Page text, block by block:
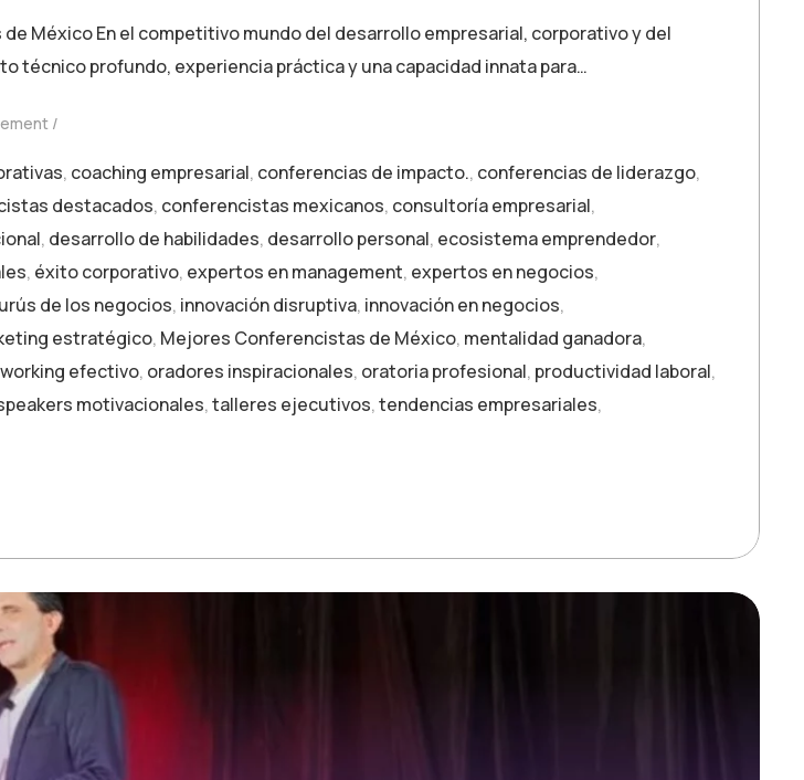
México En el competitivo mundo del desarrollo empresarial, corporativo y del
técnico profundo, experiencia práctica y una capacidad innata para…
, coaching empresarial, conferencias de impacto., conferencias de liderazgo,
destacados, conferencistas mexicanos, consultoría empresarial,
, desarrollo de habilidades, desarrollo personal, ecosistema emprendedor,
, éxito corporativo, expertos en management, expertos en negocios,
de los negocios, innovación disruptiva, innovación en negocios,
estratégico, Mejores Conferencistas de México, mentalidad ganadora,
efectivo, oradores inspiracionales, oratoria profesional, productividad laboral,
motivacionales,talleres ejecutivos,tendencias empresariales,